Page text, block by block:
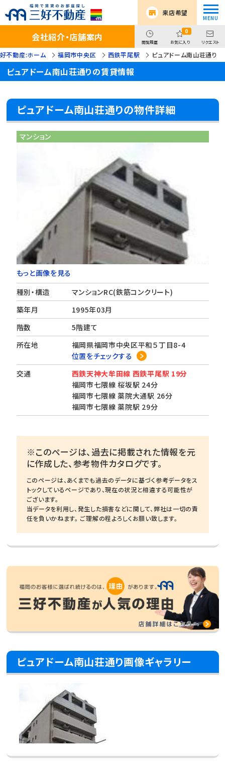
来店希望
会社紹介・店舗案内 閲覧履歴
0
お気に入り リクエスト
不動産:ホーム 福岡市中央区 西鉄平尾駅 ピュアドーム南山荘通り
ピュアドーム南山荘通りの賃貸情報
ピュアドーム南山荘通りの物件詳細
マンション
もっと画像を見る
種別・構造
マンションRC(鉄筋コンクリート)
築年月
1995年03月
階数
5階建て
所在地
福岡県福岡市中央区平和５丁目8-4
位置をチェックする
交通
西鉄天神大牟田線 西鉄平尾駅 19分
福岡市七隈線 桜坂駅 24分
福岡市七隈線 薬院大通駅 26分
福岡市七隈線 薬院駅 29分
※このページは、過去に掲載された情報を元
に作成した、参考物件カタログです。
このページは、あくまでも過去のデータに基づく参考データをス
トックしているページであり、現在の状況と相違する可能性が
ございます。
当データを利用し、発生した損害などに関して、弊社は一切の責
任を負いかねます。 ご理解の程よろしくお願い致します。
ピュアドーム南山荘通り画像ギャラリー